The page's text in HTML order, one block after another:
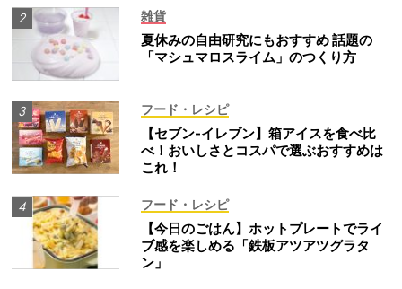
雑貨
夏休みの自由研究にもおすすめ 話題の
「マシュマロスライム」のつくり方
フード・レシピ
【セブン-イレブン】箱アイスを食べ比
べ！おいしさとコスパで選ぶおすすめは
これ！
フード・レシピ
【今日のごはん】ホットプレートでライ
ブ感を楽しめる「鉄板アツアツグラタ
ン」